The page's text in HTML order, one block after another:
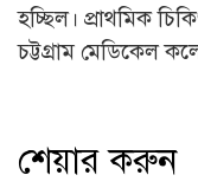
হচ্ছিল। প্রাথমিক
চট্টগ্রাম মেডিকেল
শেয়ার করুন